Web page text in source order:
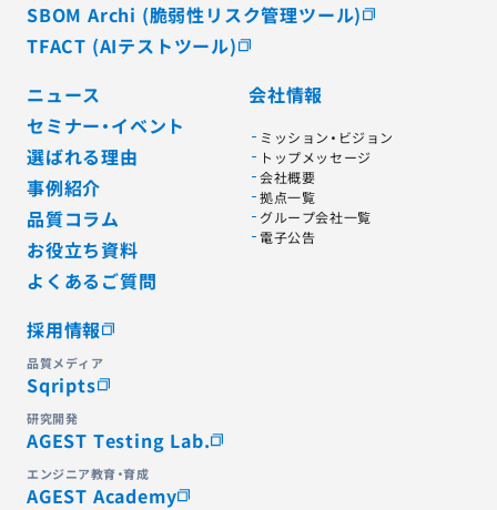
SBOM Archi (脆弱性リスク管理ツール)
TFACT (AIテストツール)
ニュース
セミナー・イベント
選ばれる理由
事例紹介
品質コラム
お役立ち資料
よくあるご質問
会社情報
ミッション・ビジョン
トップメッセージ
会社概要
拠点一覧
グループ会社一覧
電子公告
採用情報
品質メディア
Sqripts
研究開発
AGEST Testing Lab.
エンジニア教育・育成
AGEST Academy